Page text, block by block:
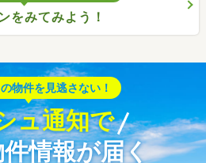
をみてみよう！
物件を見逃さない！
ュ通知で
情報が届く